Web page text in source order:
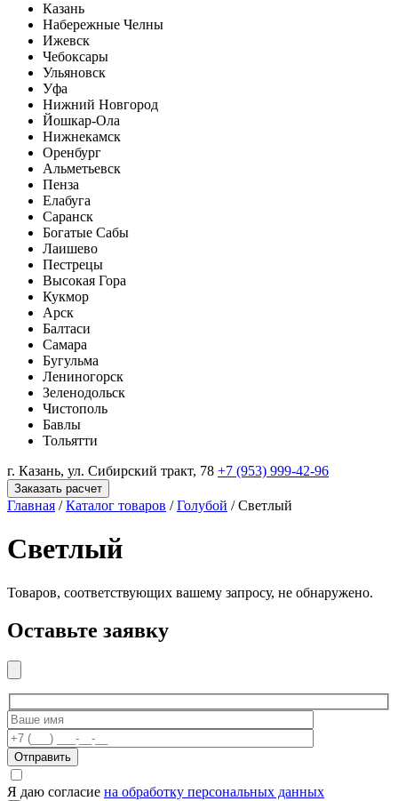
Казань
Набережные Челны
Ижевск
Чебоксары
Ульяновск
Уфа
Нижний Новгород
Йошкар-Ола
Нижнекамск
Оренбург
Альметьевск
Пенза
Елабуга
Саранск
Богатые Сабы
Лаишево
Пестрецы
Высокая Гора
Кукмор
Арск
Балтаси
Самара
Бугульма
Лениногорск
Зеленодольск
Чистополь
Бавлы
Тольятти
г. Казань, ул. Сибирский тракт, 78 +7 (953) 999-42-96
Заказать расчет
Главная / Каталог товаров / Голубой /Светлый
Светлый
Товаров, соответствующих вашему запросу, не обнаружено.
Оставьте заявку
Отправить
Я даю согласие на обработку персональных данных